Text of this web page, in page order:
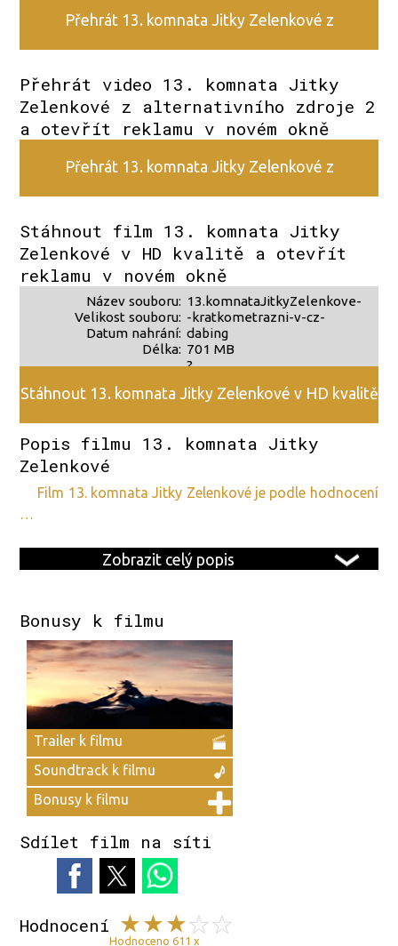
Přehrát 13. komnata Jitky Zelenkové z
Přehrát video 13. komnata Jitky
Zelenkové z alternativního zdroje 2
a otevřít reklamu v novém okně
Přehrát 13. komnata Jitky Zelenkové z
Stáhnout film 13. komnata Jitky
Zelenkové v HD kvalitě a otevřít
reklamu v novém okně
Název souboru:
Velikost souboru:
Datum nahrání:
Délka:
13.komnataJitkyZelenkove-
-kratkometrazni-v-cz-
dabing
701 MB
?
Stáhnout 13. komnata Jitky Zelenkové v HD kvalitě
Popis filmu 13. komnata Jitky
Zelenkové
film 13. komnata Jitky Zelenkové je podle hodnocení
…
Zobrazit celý popis
Bonusy k filmu
Trailer k filmu
Soundtrack k filmu
Bonusy k filmu
Sdílet film na síti
Hodnocení
Hodnoceno 611 x